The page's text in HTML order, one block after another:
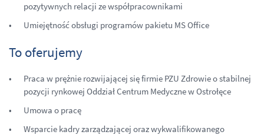
pozytywnych relacji ze współpracownikami
Umiejętność obsługi programów pakietu MS Office
To oferujemy
Praca w prężnie rozwijającej się firmie PZU Zdrowie o stabilnej
pozycji rynkowej Oddział Centrum Medyczne w Ostrołęce
Umowa o pracę
Wsparcie kadry zarządzającej oraz wykwalifikowanego